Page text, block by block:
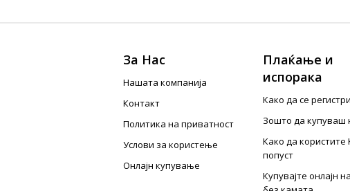
За Нас
Нашата компанија
Контакт
Политика на приватност
Услови за користење
Онлајн купување
Плаќање и
испорака
Како да се
Зошто да купуваш
Како да користите
попуст
Купувајте онлајн